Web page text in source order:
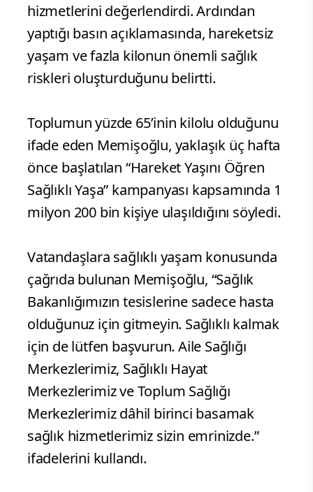
hizmetlerini değerlendirdi. Ardından
yaptığı basın açıklamasında, hareketsiz
yaşam ve fazla kilonun önemli sağlık
riskleri oluşturduğunu belirtti.
Toplumun yüzde 65’inin kilolu olduğunu
ifade eden Memişoğlu, yaklaşık üç hafta
önce başlatılan “Hareket Yaşını Öğren
Sağlıklı Yaşa” kampanyası kapsamında 1
milyon 200 bin kişiye ulaşıldığını söyledi.
Vatandaşlara sağlıklı yaşam konusunda
çağrıda bulunan Memişoğlu, “Sağlık
Bakanlığımızın tesislerine sadece hasta
olduğunuz için gitmeyin. Sağlıklı kalmak
için de lütfen başvurun. Aile Sağlığı
Merkezlerimiz, Sağlıklı Hayat
Merkezlerimiz ve Toplum Sağlığı
Merkezlerimiz dâhil birinci basamak
sağlık hizmetlerimiz sizin emrinizde.”
ifadelerini kullandı.